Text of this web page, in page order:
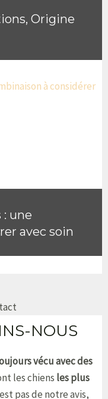
Origine
une
avec soin
NOUS
vécu avec des
les chiens les plus
pas de notre avis,